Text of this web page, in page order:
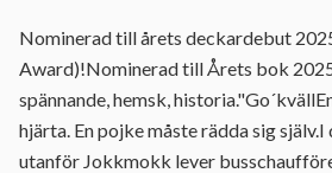
Nominerad till årets deckardebut
Award)!Nominerad till Årets bok
spännande, hemsk,
hjärta. En pojke måste rädda sig
utanför Jokkmokk lever